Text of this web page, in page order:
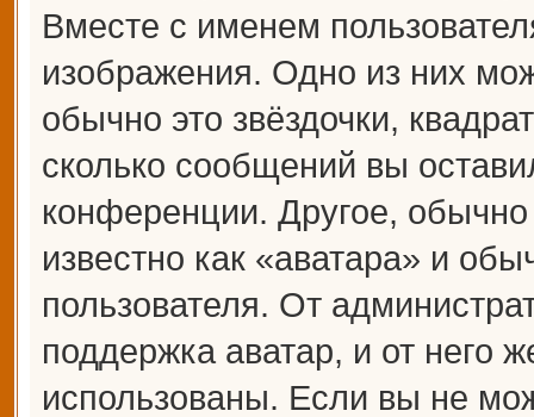
Вместе с именем
изображения. Одно из них
обычно это звёздочки,
сколько сообщений вы
конференции. Другое,
известно как «аватара» и
пользователя. От
поддержка аватар, и от него
использованы. Если вы не